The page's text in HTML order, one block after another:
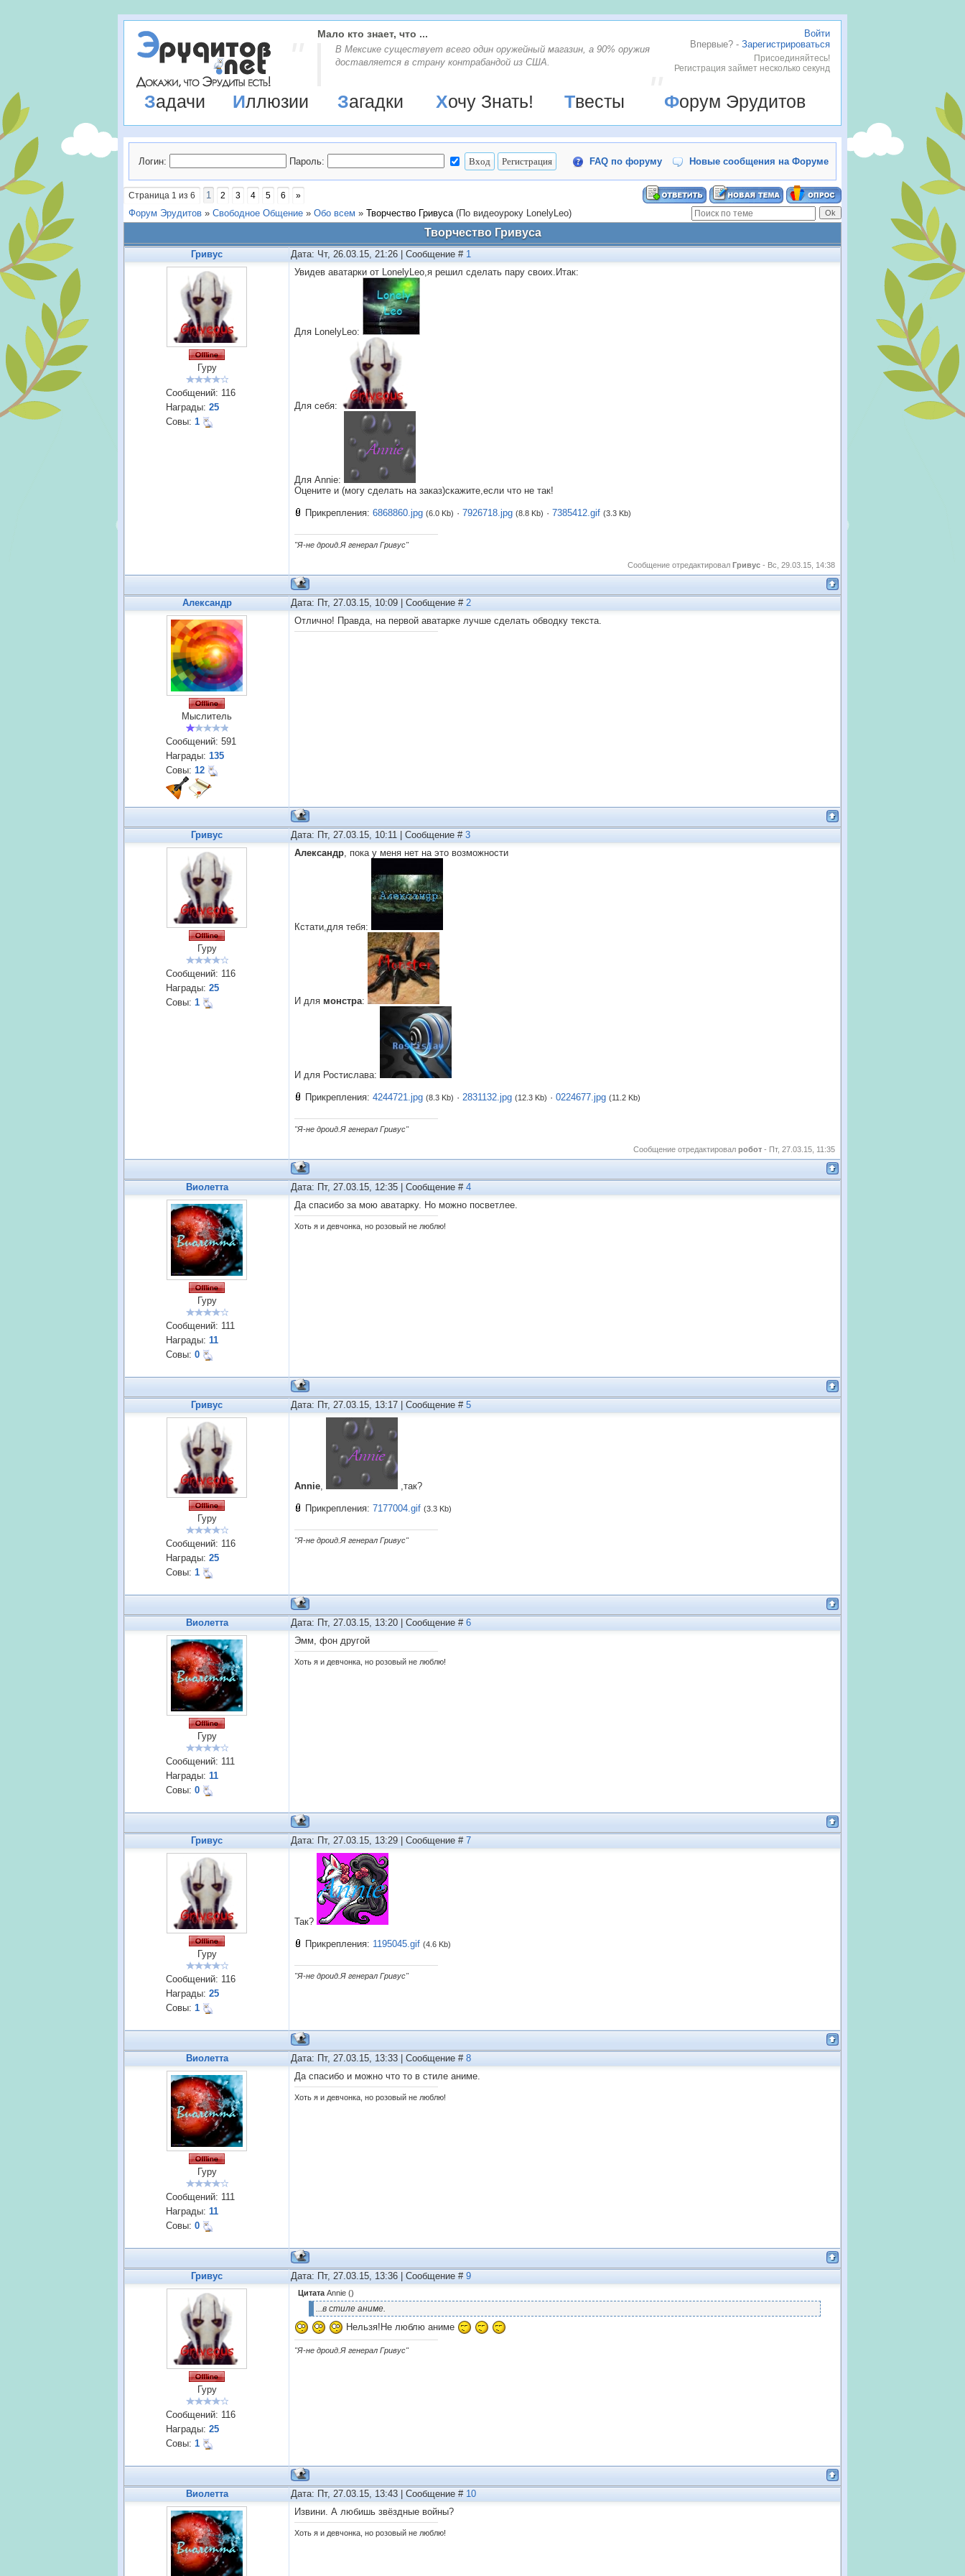
Войти
Впервые? - Зарегистрироваться
Присоединяйтесь!
Регистрация займет несколько секунд
Мало кто знает, что ...
В Мексике существует всего один оружейный магазин, а 90% оружия
доставляется в страну контрабандой из США.
Задачи Иллюзии Загадки Хочу Знать! Твесты Форум Эрудитов
Логин: Пароль: FAQ по форуму Новые сообщения на Форуме
Страница 1 из 6 1 2 3 4 5 6 »
Форум Эрудитов » Свободное Общение » Обо всем » Творчество Гривуса (По видеоуроку LonelyLeo)
Творчество Гривуса
Гривус Дата: Чт, 26.03.15, 21:26 | Сообщение # 1
Гуру
Сообщений: 116
Награды: 25
Совы: 1
Увидев аватарки от LonelyLeo,я решил сделать пару своих.Итак:
Для LonelyLeo:
Для себя:
Для Annie:
Оцените и (могу сделать на заказ)скажите,если что не так!
Прикрепления: 6868860.jpg (6.0 Kb) · 7926718.jpg (8.8 Kb) · 7385412.gif (3.3 Kb)
"Я-не дроид.Я генерал Гривус"
Сообщение отредактировал Гривус - Вс, 29.03.15, 14:38
Александр Дата: Пт, 27.03.15, 10:09 | Сообщение # 2
Мыслитель
Сообщений: 591
Награды: 135
Совы: 12
Отлично! Правда, на первой аватарке лучше сделать обводку текста.
Гривус Дата: Пт, 27.03.15, 10:11 | Сообщение # 3
Гуру
Сообщений: 116
Награды: 25
Совы: 1
Александр, пока у меня нет на это возможности
Кстати,для тебя:
И для монстра:
И для Ростислава:
Прикрепления: 4244721.jpg (8.3 Kb) · 2831132.jpg (12.3 Kb) · 0224677.jpg (11.2 Kb)
"Я-не дроид.Я генерал Гривус"
Сообщение отредактировал робот - Пт, 27.03.15, 11:35
Виолетта Дата: Пт, 27.03.15, 12:35 | Сообщение # 4
Гуру
Сообщений: 111
Награды: 11
Совы: 0
Да спасибо за мою аватарку. Но можно посветлее.
Хоть я и девчонка, но розовый не люблю!
Гривус Дата: Пт, 27.03.15, 13:17 | Сообщение # 5
Гуру
Сообщений: 116
Награды: 25
Совы: 1
Annie, ,так?
Прикрепления: 7177004.gif (3.3 Kb)
"Я-не дроид.Я генерал Гривус"
Виолетта Дата: Пт, 27.03.15, 13:20 | Сообщение # 6
Гуру
Сообщений: 111
Награды: 11
Совы: 0
Эмм, фон другой
Хоть я и девчонка, но розовый не люблю!
Гривус Дата: Пт, 27.03.15, 13:29 | Сообщение # 7
Гуру
Сообщений: 116
Награды: 25
Совы: 1
Так?
Прикрепления: 1195045.gif (4.6 Kb)
"Я-не дроид.Я генерал Гривус"
Виолетта Дата: Пт, 27.03.15, 13:33 | Сообщение # 8
Гуру
Сообщений: 111
Награды: 11
Совы: 0
Да спасибо и можно что то в стиле аниме.
Хоть я и девчонка, но розовый не люблю!
Гривус Дата: Пт, 27.03.15, 13:36 | Сообщение # 9
Гуру
Сообщений: 116
Награды: 25
Совы: 1
Цитата Annie ()
...в стиле аниме.
Нельзя!Не люблю аниме
"Я-не дроид.Я генерал Гривус"
Виолетта Дата: Пт, 27.03.15, 13:43 | Сообщение # 10
Извини. А любишь звёздные войны?
Хоть я и девчонка, но розовый не люблю!